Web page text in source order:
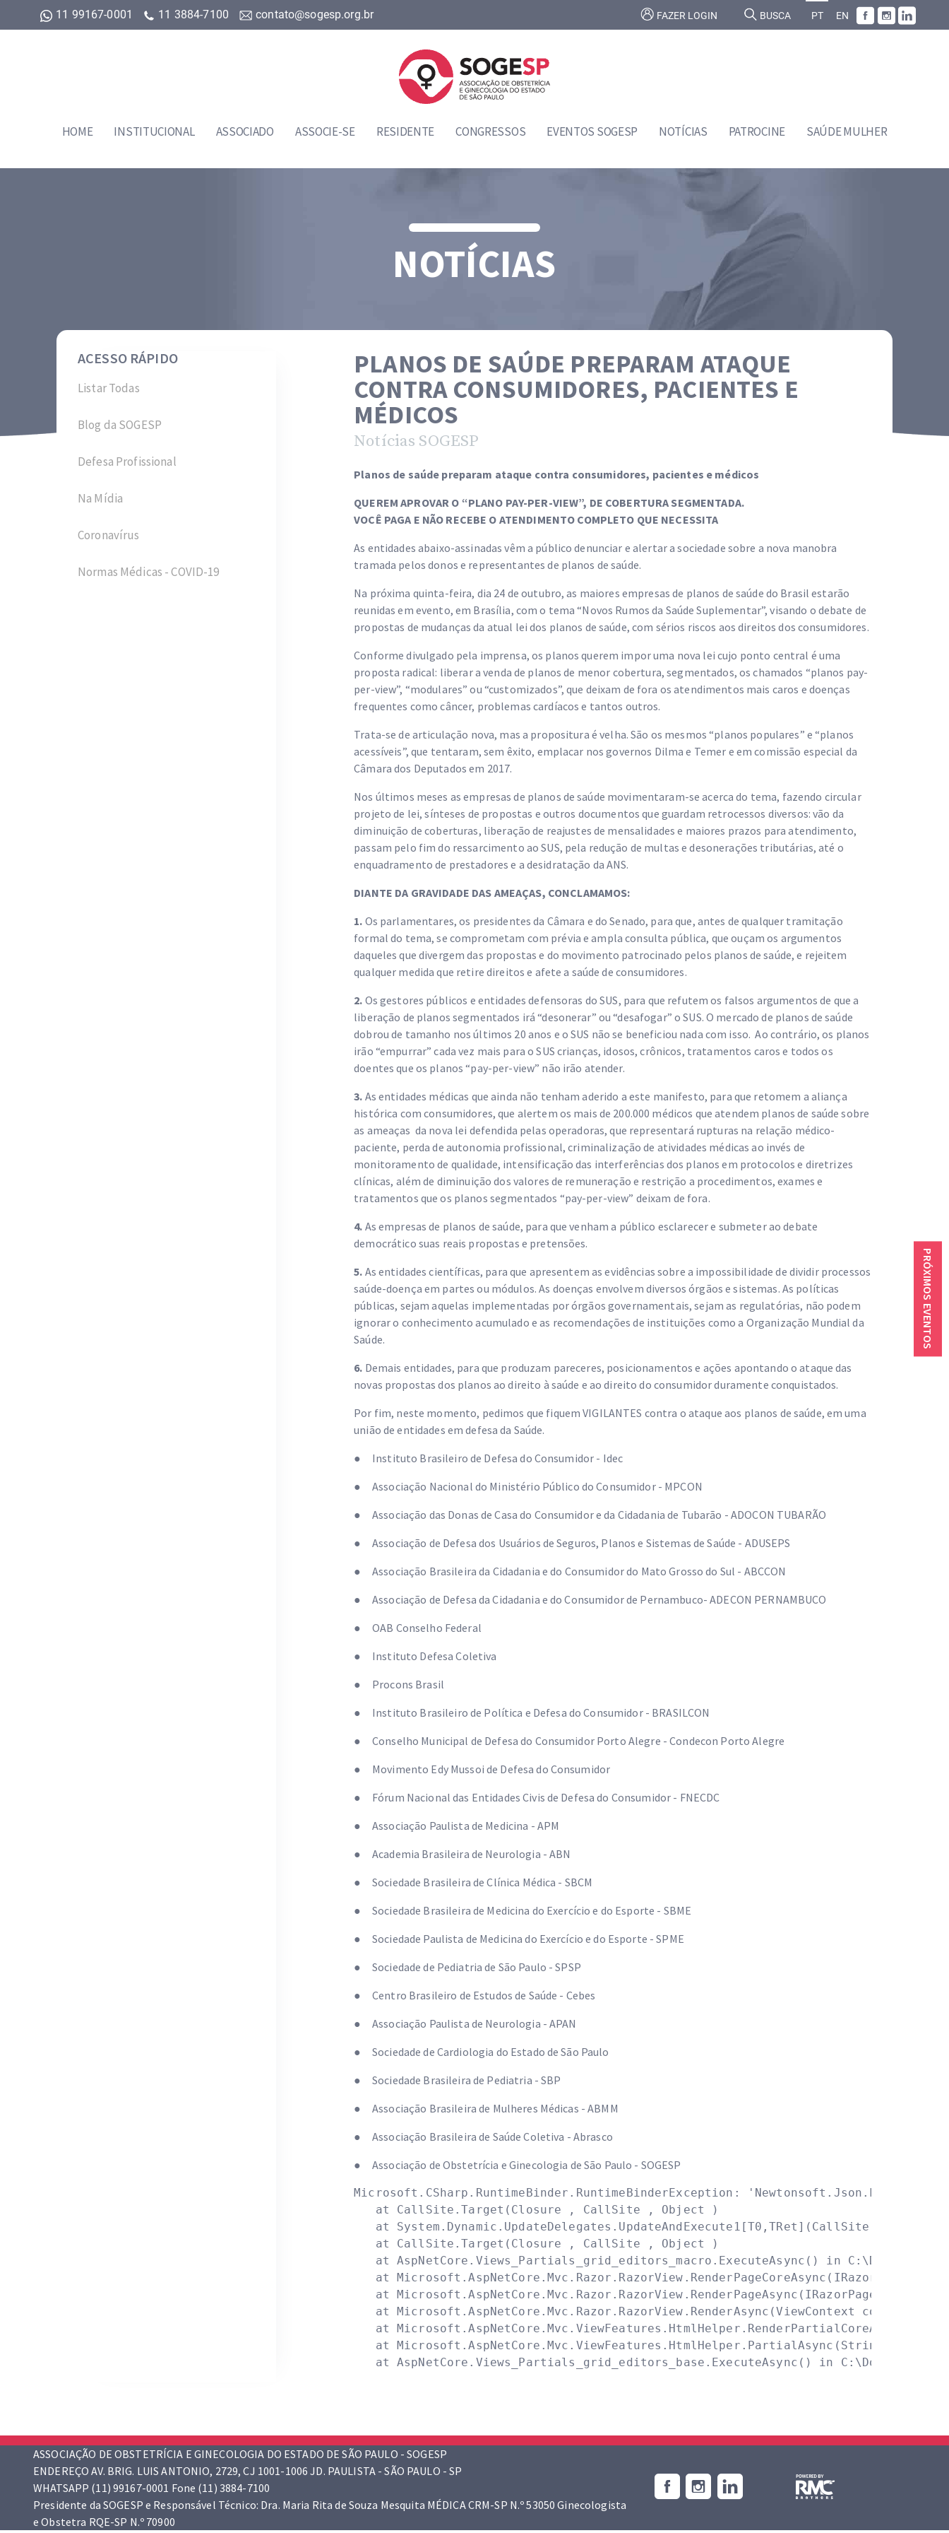
11 99167-0001 11 3884-7100 contato@sogesp.org.br FAZER LOGIN BUSCA PT EN
HOME INSTITUCIONAL ASSOCIADO ASSOCIE-SE RESIDENTE CONGRESSOS EVENTOS SOGESP NOTÍCIAS PATROCINE SAÚDE MULHER
NOTÍCIAS
ACESSO RÁPIDO
Listar Todas
Blog da SOGESP
Defesa Profissional
Na Mídia
Coronavírus
Normas Médicas - COVID-19
PLANOS DE SAÚDE PREPARAM ATAQUE
CONTRA CONSUMIDORES, PACIENTES E
MÉDICOS
Notícias SOGESP
Planos de saúde preparam ataque contra consumidores, pacientes e médicos
QUEREM APROVAR O “PLANO PAY-PER-VIEW”, DE COBERTURA SEGMENTADA.
VOCÊ PAGA E NÃO RECEBE O ATENDIMENTO COMPLETO QUE NECESSITA
As entidades abaixo-assinadas vêm a público denunciar e alertar a sociedade sobre a nova manobra
tramada pelos donos e representantes de planos de saúde.
Na próxima quinta-feira, dia 24 de outubro, as maiores empresas de planos de saúde do Brasil estarão
reunidas em evento, em Brasília, com o tema “Novos Rumos da Saúde Suplementar”, visando o debate de
propostas de mudanças da atual lei dos planos de saúde, com sérios riscos aos direitos dos consumidores.
Conforme divulgado pela imprensa, os planos querem impor uma nova lei cujo ponto central é uma
proposta radical: liberar a venda de planos de menor cobertura, segmentados, os chamados “planos pay-
per-view”, “modulares” ou “customizados”, que deixam de fora os atendimentos mais caros e doenças
frequentes como câncer, problemas cardíacos e tantos outros.
Trata-se de articulação nova, mas a propositura é velha. São os mesmos “planos populares” e “planos
acessíveis”, que tentaram, sem êxito, emplacar nos governos Dilma e Temer e em comissão especial da
Câmara dos Deputados em 2017.
Nos últimos meses as empresas de planos de saúde movimentaram-se acerca do tema, fazendo circular
projeto de lei, sínteses de propostas e outros documentos que guardam retrocessos diversos: vão da
diminuição de coberturas, liberação de reajustes de mensalidades e maiores prazos para atendimento,
passam pelo fim do ressarcimento ao SUS, pela redução de multas e desonerações tributárias, até o
enquadramento de prestadores e a desidratação da ANS.
DIANTE DA GRAVIDADE DAS AMEAÇAS, CONCLAMAMOS:
1. Os parlamentares, os presidentes da Câmara e do Senado, para que, antes de qualquer tramitação
formal do tema, se comprometam com prévia e ampla consulta pública, que ouçam os argumentos
daqueles que divergem das propostas e do movimento patrocinado pelos planos de saúde, e rejeitem
qualquer medida que retire direitos e afete a saúde de consumidores.
2. Os gestores públicos e entidades defensoras do SUS, para que refutem os falsos argumentos de que a
liberação de planos segmentados irá “desonerar” ou “desafogar” o SUS. O mercado de planos de saúde
dobrou de tamanho nos últimos 20 anos e o SUS não se beneficiou nada com isso. Ao contrário, os planos
irão “empurrar” cada vez mais para o SUS crianças, idosos, crônicos, tratamentos caros e todos os
doentes que os planos “pay-per-view” não irão atender.
3. As entidades médicas que ainda não tenham aderido a este manifesto, para que retomem a aliança
histórica com consumidores, que alertem os mais de 200.000 médicos que atendem planos de saúde sobre
as ameaças da nova lei defendida pelas operadoras, que representará rupturas na relação médico-
paciente, perda de autonomia profissional, criminalização de atividades médicas ao invés de
monitoramento de qualidade, intensificação das interferências dos planos em protocolos e diretrizes
clínicas, além de diminuição dos valores de remuneração e restrição a procedimentos, exames e
tratamentos que os planos segmentados “pay-per-view” deixam de fora.
4. As empresas de planos de saúde, para que venham a público esclarecer e submeter ao debate
democrático suas reais propostas e pretensões.
5. As entidades científicas, para que apresentem as evidências sobre a impossibilidade de dividir processos
saúde-doença em partes ou módulos. As doenças envolvem diversos órgãos e sistemas. As políticas
públicas, sejam aquelas implementadas por órgãos governamentais, sejam as regulatórias, não podem
ignorar o conhecimento acumulado e as recomendações de instituições como a Organização Mundial da
Saúde.
6. Demais entidades, para que produzam pareceres, posicionamentos e ações apontando o ataque das
novas propostas dos planos ao direito à saúde e ao direito do consumidor duramente conquistados.
Por fim, neste momento, pedimos que fiquem VIGILANTES contra o ataque aos planos de saúde, em uma
união de entidades em defesa da Saúde.
● Instituto Brasileiro de Defesa do Consumidor - Idec
● Associação Nacional do Ministério Público do Consumidor - MPCON
● Associação das Donas de Casa do Consumidor e da Cidadania de Tubarão - ADOCON TUBARÃO
● Associação de Defesa dos Usuários de Seguros, Planos e Sistemas de Saúde - ADUSEPS
● Associação Brasileira da Cidadania e do Consumidor do Mato Grosso do Sul - ABCCON
● Associação de Defesa da Cidadania e do Consumidor de Pernambuco- ADECON PERNAMBUCO
● OAB Conselho Federal
● Instituto Defesa Coletiva
● Procons Brasil
● Instituto Brasileiro de Política e Defesa do Consumidor - BRASILCON
● Conselho Municipal de Defesa do Consumidor Porto Alegre - Condecon Porto Alegre
● Movimento Edy Mussoi de Defesa do Consumidor
● Fórum Nacional das Entidades Civis de Defesa do Consumidor - FNECDC
● Associação Paulista de Medicina - APM
● Academia Brasileira de Neurologia - ABN
● Sociedade Brasileira de Clínica Médica - SBCM
● Sociedade Brasileira de Medicina do Exercício e do Esporte - SBME
● Sociedade Paulista de Medicina do Exercício e do Esporte - SPME
● Sociedade de Pediatria de São Paulo - SPSP
● Centro Brasileiro de Estudos de Saúde - Cebes
● Associação Paulista de Neurologia - APAN
● Sociedade de Cardiologia do Estado de São Paulo
● Sociedade Brasileira de Pediatria - SBP
● Associação Brasileira de Mulheres Médicas - ABMM
● Associação Brasileira de Saúde Coletiva - Abrasco
● Associação de Obstetrícia e Ginecologia de São Paulo - SOGESP
Microsoft.CSharp.RuntimeBinder.RuntimeBinderException:
   at CallSite.Target(Closure , CallSite , Object )
at System.Dynamic.UpdateDelegates.UpdateAndExecute1[T0,TRet](CallSite site, T0
   at CallSite.Target(Closure , CallSite , Object )
at AspNetCore.Views_Partials_grid_editors_macro.ExecuteAsync() in
at Microsoft.AspNetCore.Mvc.Razor.RazorView.RenderPageCoreAsync(IRazorPage
at Microsoft.AspNetCore.Mvc.Razor.RazorView.RenderPageAsync(IRazorPage page,
   at Microsoft.AspNetCore.Mvc.Razor.RazorView.RenderAsync(ViewContext context)
at
at Microsoft.AspNetCore.Mvc.ViewFeatures.HtmlHelper.PartialAsync(String
at AspNetCore.Views_Partials_grid_editors_base.ExecuteAsync() in
ASSOCIAÇÃO DE OBSTETRÍCIA E GINECOLOGIA DO ESTADO DE SÃO PAULO - SOGESP
ENDEREÇO AV. BRIG. LUIS ANTONIO, 2729, CJ 1001-1006 JD. PAULISTA - SÃO PAULO - SP
WHATSAPP (11) 99167-0001 Fone (11) 3884-7100
Presidente da SOGESP e Responsável Técnico: Dra. Maria Rita de Souza Mesquita MÉDICA CRM-SP N.º 53050 Ginecologista
e Obstetra RQE-SP N.º 70900
PRÓXIMOS EVENTOS